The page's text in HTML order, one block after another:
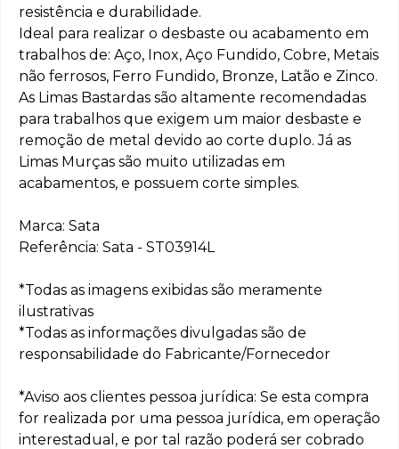
resistência e durabilidade.
Ideal para realizar o desbaste ou acabamento em
trabalhos de: Aço, Inox, Aço Fundido, Cobre, Metais
não ferrosos, Ferro Fundido, Bronze, Latão e Zinco.
As Limas Bastardas são altamente recomendadas
para trabalhos que exigem um maior desbaste e
remoção de metal devido ao corte duplo. Já as
Limas Murças são muito utilizadas em
acabamentos, e possuem corte simples.
Marca: Sata
Referência: Sata - ST03914L
*Todas as imagens exibidas são meramente
ilustrativas
*Todas as informações divulgadas são de
responsabilidade do Fabricante/Fornecedor
*Aviso aos clientes pessoa jurídica: Se esta compra
for realizada por uma pessoa jurídica, em operação
interestadual, e por tal razão poderá ser cobrado